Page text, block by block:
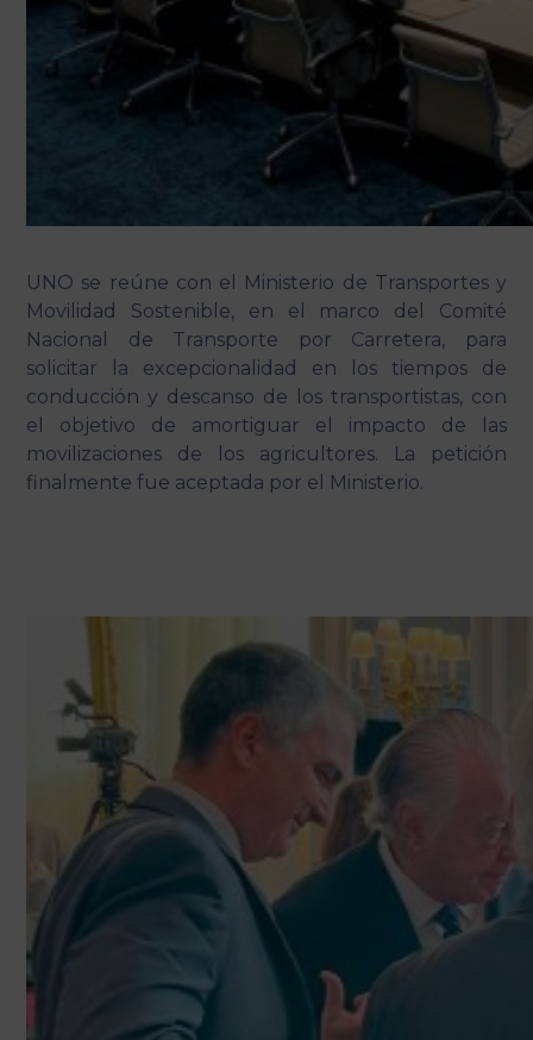
UNO se reúne con el Ministerio de Transportes y
Movilidad Sostenible, en el marco del Comité
Nacional de Transporte por Carretera, para
solicitar la excepcionalidad en los tiempos de
conducción y descanso de los transportistas, con
el objetivo de amortiguar el impacto de las
movilizaciones de los agricultores. La petición
finalmente fue aceptada por el Ministerio.